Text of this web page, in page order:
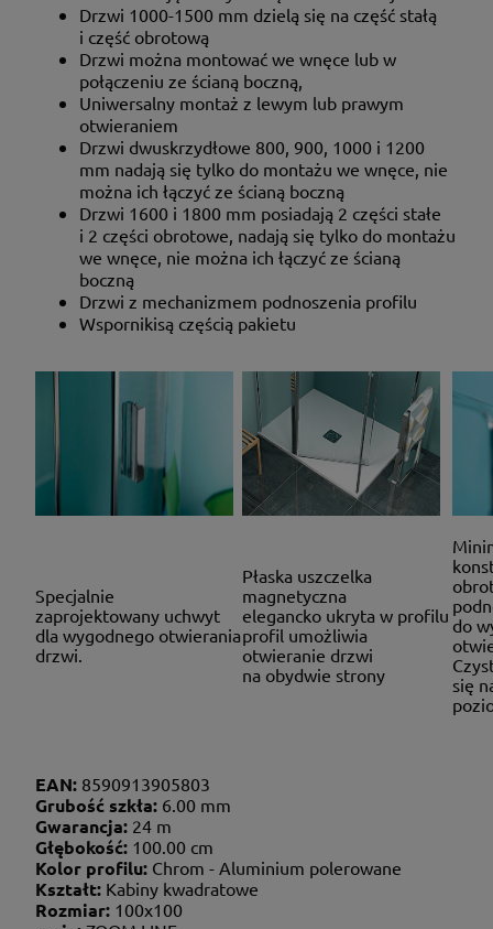
Drzwi 1000-1500 mm dzielą się na część stałą
i część obrotową
Drzwi można montować we wnęce lub w
połączeniu ze ścianą boczną,
Uniwersalny montaż z lewym lub prawym
otwieraniem
Drzwi dwuskrzydłowe 800, 900, 1000 i 1200
mm nadają się tylko do montażu we wnęce, nie
można ich łączyć ze ścianą boczną
Drzwi 1600 i 1800 mm posiadają 2 części stałe
i 2 części obrotowe, nadają się tylko do montażu
we wnęce, nie można ich łączyć ze ścianą
boczną
Drzwi z mechanizmem podnoszenia profilu
Wspornikisą częścią pakietu
Specjalnie
zaprojektowany uchwyt
dla wygodnego otwierania
drzwi.
Płaska uszczelka
magnetyczna
elegancko ukryta w profilu
profil umożliwia
otwieranie drzwi
na obydwie strony
do
się
EAN: 8590913905803
Grubość szkła: 6.00 mm
Gwarancja: 24 m
Głębokość: 100.00 cm
Kolor profilu: Chrom - Aluminium polerowane
Kształt: Kabiny kwadratowe
Rozmiar: 100x100